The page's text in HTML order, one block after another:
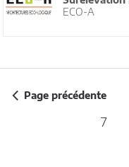
ECO-A
Page précédente
7